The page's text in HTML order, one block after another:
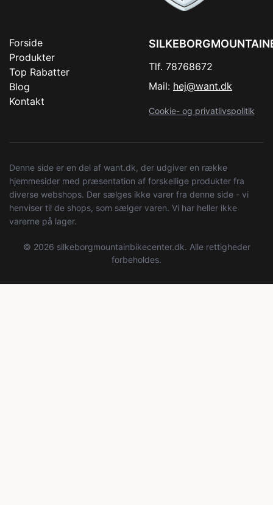
Forside
Produkter
Top Rabatter
Blog
Kontakt
Tlf. 78768672
Mail: hej@want.dk
Cookie- og privatlivspolitik
Denne side er en del af want.dk, der udgiver en række
hjemmesider med præsentation af forskellige produkter fra
diverse webshops. Der sælges ikke varer fra denne side - vi
henviser til de shops, som sælger varen. Vi har heller ikke
varerne på lager.
© 2026 silkeborgmountainbikecenter.dk. Alle rettigheder
forbeholdes.